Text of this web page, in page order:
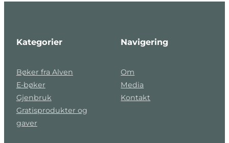
Kategorier
Bøker fra Alven
E-bøker
Gjenbruk
Gratisprodukter og
gaver
Navigering
Om
Media
Kontakt